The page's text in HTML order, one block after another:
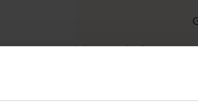
Lägsta pris de